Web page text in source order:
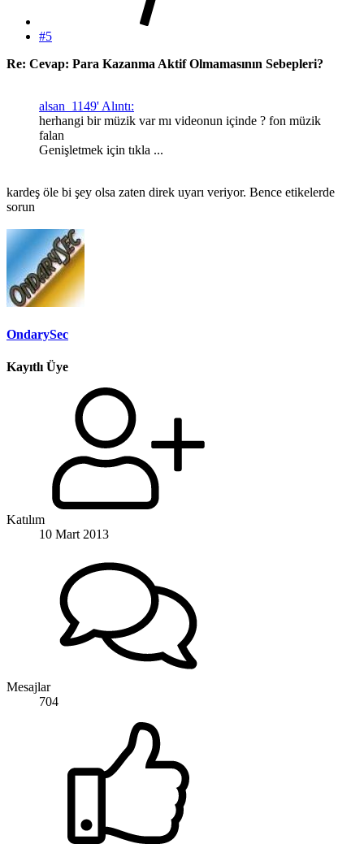
#5
Re: Cevap: Para Kazanma Aktif Olmamasının Sebepleri?
alsan_1149' Alıntı:
herhangi bir müzik var mı videonun içinde ? fon müzik
falan
Genişletmek için tıkla ...
kardeş öle bi şey olsa zaten direk uyarı veriyor. Bence etikelerde
sorun
OndarySec
Kayıtlı Üye
Katılım
10 Mart 2013
Mesajlar
704